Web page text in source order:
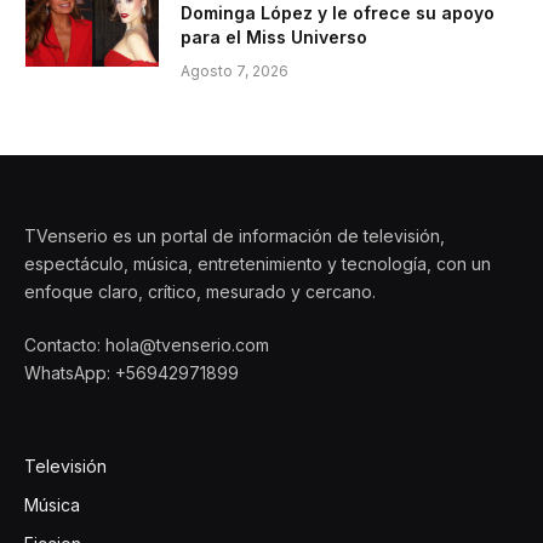
Dominga López y le ofrece su apoyo
para el Miss Universo
Agosto 7, 2026
TVenserio es un portal de información de televisión,
espectáculo, música, entretenimiento y tecnología, con un
enfoque claro, crítico, mesurado y cercano.
Contacto: hola@tvenserio.com
WhatsApp: +56942971899
Televisión
Música